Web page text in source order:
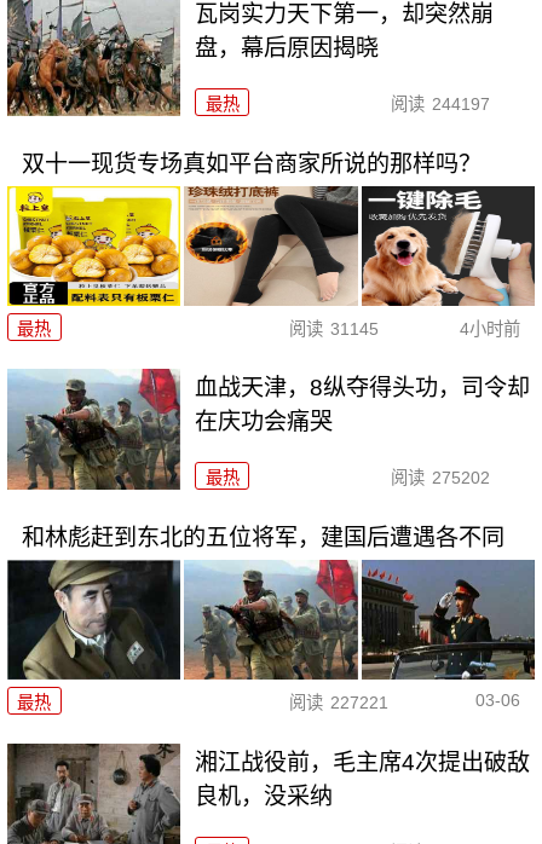
瓦岗实力天下第一，却突然崩
盘，幕后原因揭晓
最热 阅读 244197
双十一现货专场真如平台商家所说的那样吗？
最热 阅读 31145 4小时前
血战天津，8纵夺得头功，司令却
在庆功会痛哭
最热 阅读 275202
和林彪赶到东北的五位将军，建国后遭遇各不同
最热 阅读 227221 03-06
湘江战役前，毛主席4次提出破敌
良机，没采纳